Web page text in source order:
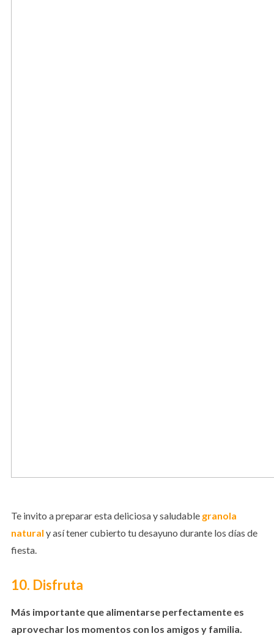
Te invito a preparar esta deliciosa y saludable granola
natural y así tener cubierto tu desayuno durante los días de
fiesta.
10. Disfruta
Más importante que alimentarse perfectamente es
aprovechar los momentos con los amigos y familia.